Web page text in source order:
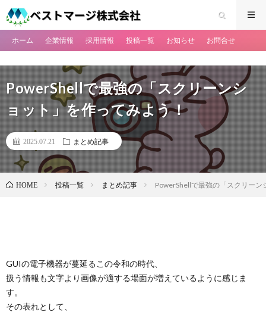
ホーム 企業情報 採用情報 投稿一覧 お知らせ お問合せ
PowerShellで最強の「スクリーンシ
ョット」を作ってみよう！
2025.07.21 まとめ記事
HOME 投稿一覧 まとめ記事 PowerShellで最強の「スクリー
GUIの電子機器が蔓延るこの令和の時代、
扱う情報も文字より画像が適する場面が増えているように感じま
す。
その表れとして、